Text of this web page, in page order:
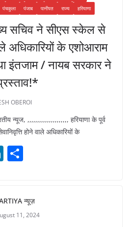
पंचकुला पंजाब पानीपत राज्य हरियाणा
सचिव ने सीएस स्केल से
अधिकारियों के एशोआराम
इंतजाम / नायब सरकार ने
OBEROI
न्यूज, ,,,,,,,,,,,,,,,,,,,,, हरियाणा के पूर्व
होने वाले अधिकारियों के
Li
e
dI
e
न्यूज़
11, 2024